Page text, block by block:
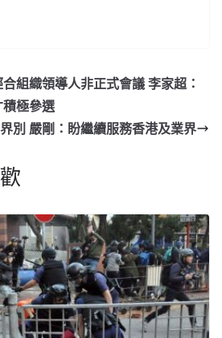
組織領導人非正式會議 李家超：
極參選
別 嚴剛：盼繼續服務香港及業界